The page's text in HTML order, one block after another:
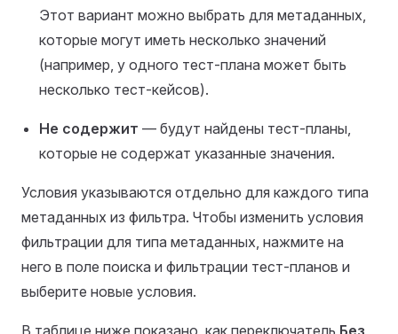
Этот вариант можно выбрать для метаданных,
которые могут иметь несколько значений
(например, у одного тест-плана может быть
несколько тест-кейсов).
Не содержит — будут найдены тест-планы,
которые не содержат указанные значения.
Условия указываются отдельно для каждого типа
метаданных из фильтра. Чтобы изменить условия
фильтрации для типа метаданных, нажмите на
него в поле поиска и фильтрации тест-планов и
выберите новые условия.
В таблице ниже показано, как переключатель Без